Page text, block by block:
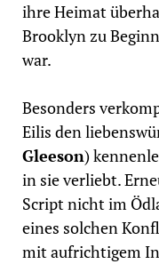
ihre Heimat
Brooklyn zu
war.
Besonders
Eilis den
Gleeson)
in sie verliebt.
Script nicht im
eines solchen
mit aufrichtigem